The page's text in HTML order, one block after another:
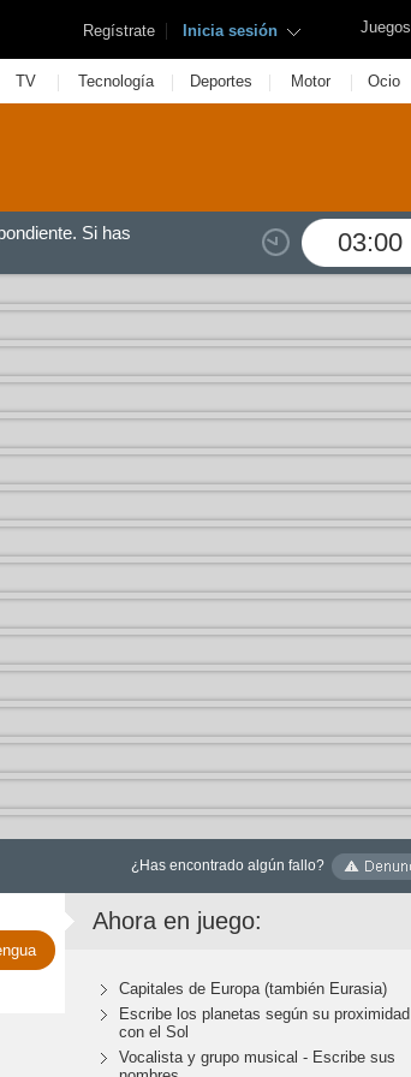
Juegos
Regístrate | Inicia sesión
TV | Tecnología | Deportes | Motor | Ocio
03:00
Si has
¿Has encontrado algún fallo?
Ahora en juego:
Capitales de Europa (también Eurasia)
Escribe los planetas según su proximidad
con el Sol
Vocalista y grupo musical - Escribe sus